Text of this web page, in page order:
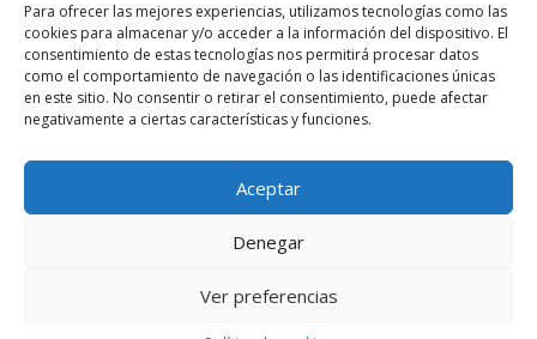
Para ofrecer las mejores experiencias, utilizamos tecnologías como las
cookies para almacenar y/o acceder a la información del dispositivo. El
consentimiento de estas tecnologías nos permitirá procesar datos
como el comportamiento de navegación o las identificaciones únicas
en este sitio. No consentir o retirar el consentimiento, puede afectar
negativamente a ciertas características y funciones.
Aceptar
Denegar
Ver preferencias
Contraseña
Recuérdame
Acceder
¿Has olvidado tu contraseña?